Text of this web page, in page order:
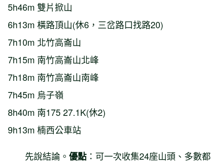
5h46m 雙片掀山
6h13m 橫路頂山(休6，三岔路口找路20)
7h10m 北竹高崙山
7h15m 南竹高崙山北峰
7h18m 南竹高崙山南峰
7h45m 烏子嶺
8h40m 南175 27.1K(休2)
9h13m 楠西公車站
先說結論。 優點 ：可一次收集24座山頭、多數都